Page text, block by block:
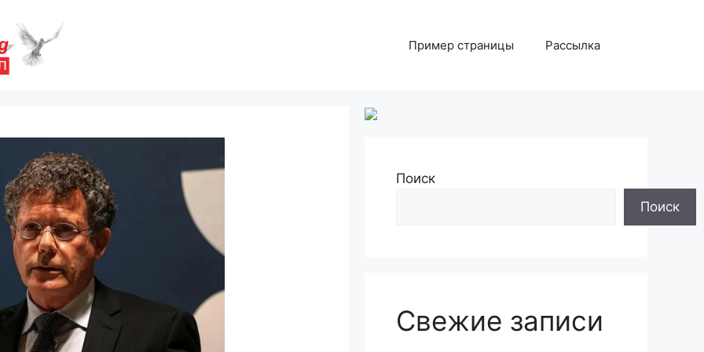
Пример страницы Рассылка
Поиск
Поиск
Свежие записи